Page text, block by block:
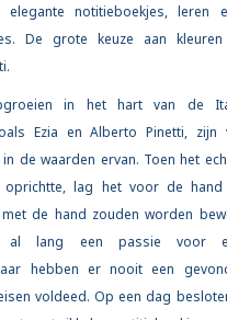
notitieboekjes, leren
De grote keuze aan
in het hart van de
Ezia en Alberto Pinetti, zijn
de waarden ervan. Toen het
oprichtte, lag het voor de
de hand zouden worden
al lang een passie voor
hebben er nooit een
voldeed. Op een dag